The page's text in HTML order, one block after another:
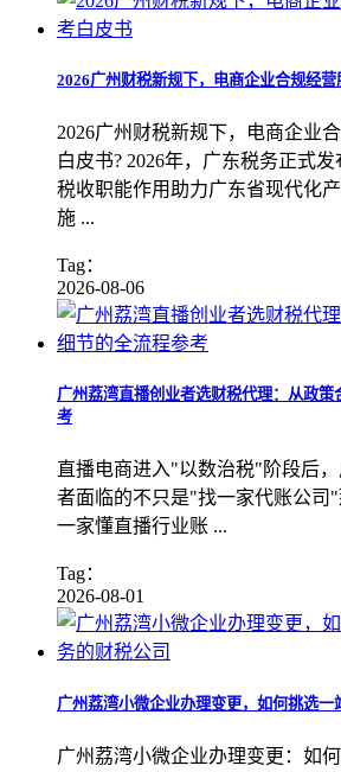
2026广州财税新规下，电商企业合规经
2026广州财税新规下，电商企业
白皮书? 2026年，广东税务正式
税收职能作用助力广东省现代化
施 ...
Tag：
2026-08-06
广州荔湾直播创业者选财税代理：从政
考
直播电商进入"以数治税"阶段后
者面临的不只是"找一家代账公司
一家懂直播行业账 ...
Tag：
2026-08-01
广州荔湾小微企业办理变更，如何挑选一
广州荔湾小微企业办理变更：如